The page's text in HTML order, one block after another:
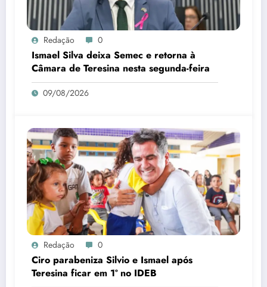
Redação 0
Ismael Silva deixa Semec e retorna à
Câmara de Teresina nesta segunda-feira
09/08/2026
Redação 0
Ciro parabeniza Silvio e Ismael após
Teresina ficar em 1º no IDEB